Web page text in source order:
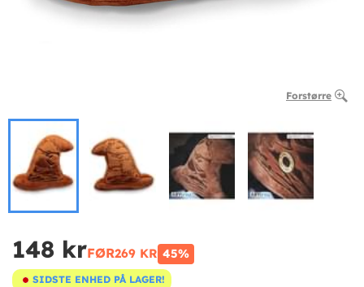
Forstørre
148 krFØR269 KR 45%
SIDSTE ENHED PÅ LAGER!